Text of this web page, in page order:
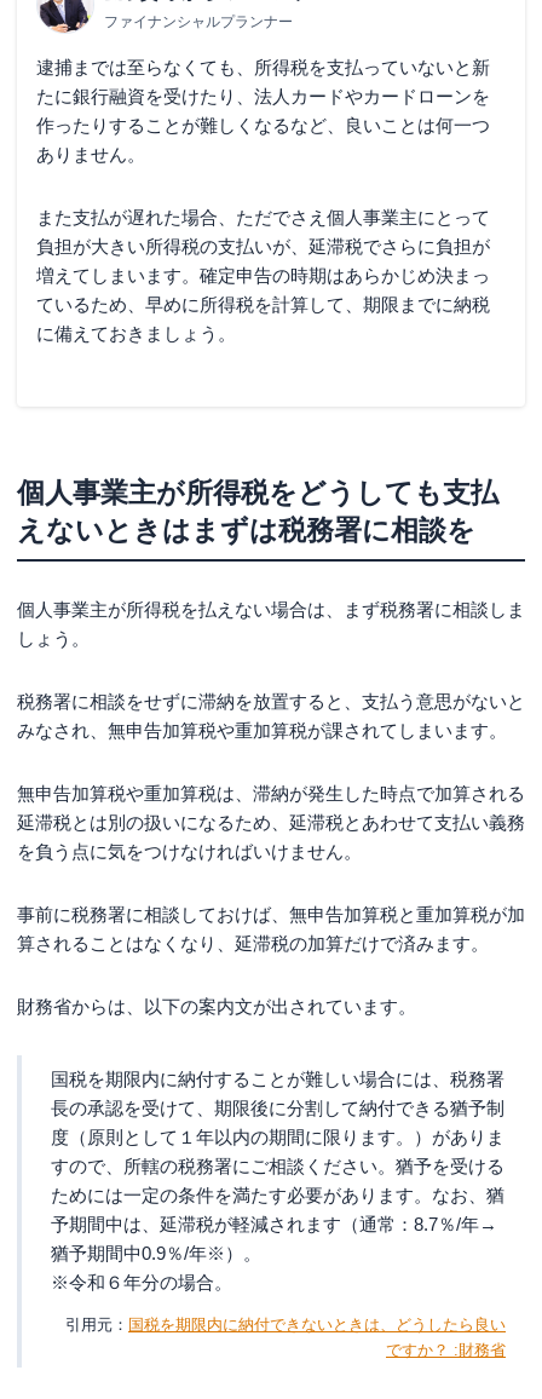
ファイナンシャルプランナー
逮捕までは至らなくても、所得税を支払っていないと新
たに銀行融資を受けたり、法人カードやカードローンを
作ったりすることが難しくなるなど、良いことは何一つ
ありません。
また支払が遅れた場合、ただでさえ個人事業主にとって
負担が大きい所得税の支払いが、延滞税でさらに負担が
増えてしまいます。確定申告の時期はあらかじめ決まっ
ているため、早めに所得税を計算して、期限までに納税
に備えておきましょう。
個人事業主が所得税をどうしても支払
えないときはまずは税務署に相談を
個人事業主が所得税を払えない場合は、まず税務署に相談しま
しょう。
税務署に相談をせずに滞納を放置すると、支払う意思がないと
みなされ、無申告加算税や重加算税が課されてしまいます。
無申告加算税や重加算税は、滞納が発生した時点で加算される
延滞税とは別の扱いになるため、延滞税とあわせて支払い義務
を負う点に気をつけなければいけません。
事前に税務署に相談しておけば、無申告加算税と重加算税が加
算されることはなくなり、延滞税の加算だけで済みます。
財務省からは、以下の案内文が出されています。
国税を期限内に納付することが難しい場合には、税務署
長の承認を受けて、期限後に分割して納付できる猶予制
度（原則として１年以内の期間に限ります。）がありま
すので、所轄の税務署にご相談ください。猶予を受ける
ためには一定の条件を満たす必要があります。なお、猶
予期間中は、延滞税が軽減されます（通常：8.7％/年→
猶予期間中0.9％/年※）。
※令和６年分の場合。
国税を期限内に納付できないときは、どうしたら良い
ですか？ :財務省